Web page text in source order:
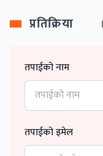
प्रतिक्रिया
तपाईको नाम
तपाईको इमेल